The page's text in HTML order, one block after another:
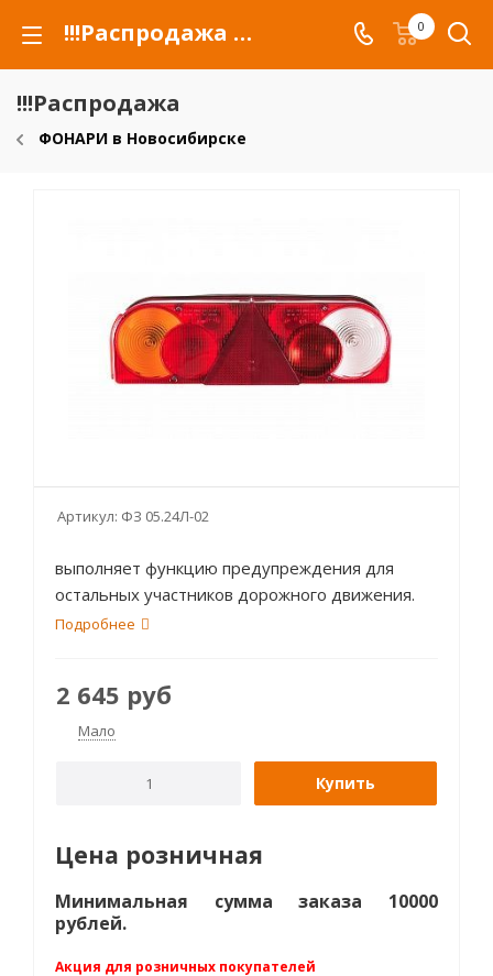
!!!Распродажа для автомобилей российских марок и сельхозтехники 0
!!!Распродажа
ФОНАРИ в Новосибирске
Артикул: ФЗ 05.24Л-02
выполняет функцию предупреждения для
остальных участников дорожного движения.
Подробнее
2 645 руб
Мало
Купить
Цена розничная
Минимальная сумма заказа 10000
рублей.
Акция для розничных покупателей